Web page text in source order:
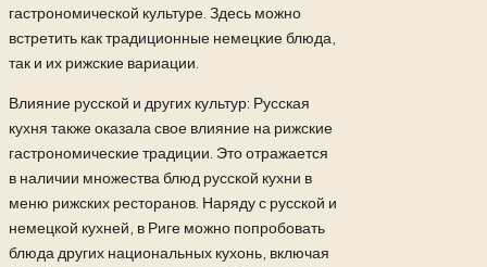
гастрономической культуре. Здесь можно
встретить как традиционные немецкие блюда,
так и их рижские вариации.
Влияние русской и других культур: Русская
кухня также оказала свое влияние на рижские
гастрономические традиции. Это отражается
в наличии множества блюд русской кухни в
меню рижских ресторанов. Наряду с русской и
немецкой кухней, в Риге можно попробовать
блюда других национальных кухонь, включая